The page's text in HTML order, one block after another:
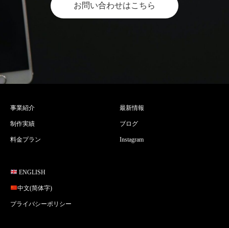
お問い合わせはこちら
事業紹介
制作実績
料金プラン
最新情報
ブログ
Instagram
ENGLISH
中文(简体字)
プライバシーポリシー